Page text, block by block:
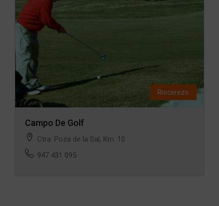
Riocerezo
Campo De Golf
Ctra. Poza de la Sal, Km. 10
947 431 095